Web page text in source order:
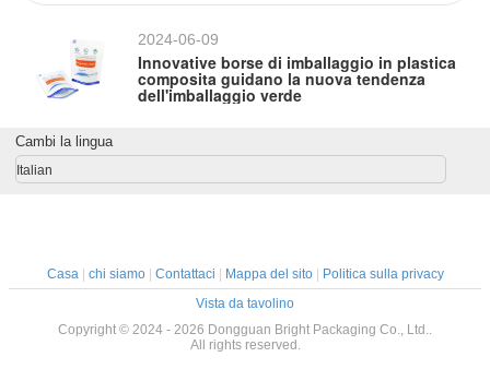
2024-06-09
Innovative borse di imballaggio in plastica
composita guidano la nuova tendenza
dell'imballaggio verde
Cambi la lingua
Italian
Casa| chi siamo| Contattaci Mappa del sito|
Politica sulla privacy
Vista da tavolino
Copyright © 2024 - 2026 Dongguan Bright Packaging Co., Ltd..
All rights reserved.